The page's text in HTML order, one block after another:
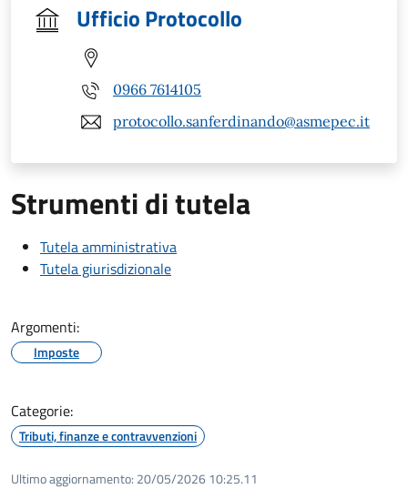
Ufficio Protocollo
0966 7614105
protocollo.sanferdinando@asmepec.it
Strumenti di tutela
Tutela amministrativa
Tutela giurisdizionale
Argomenti:
Imposte
Categorie:
Tributi, finanze e contravvenzioni
Ultimo aggiornamento: 20/05/2026 10:25.11